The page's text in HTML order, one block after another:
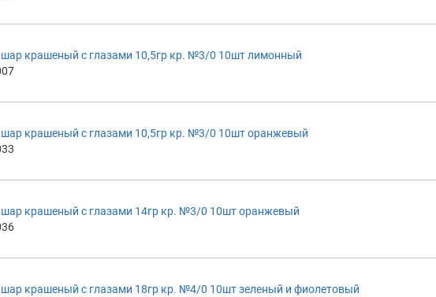
крашеный с глазами 10,5гр кр. №3/0 10шт лимонный
крашеный с глазами 10,5гр кр. №3/0 10шт оранжевый
крашеный с глазами 14гр кр. №3/0 10шт оранжевый
крашеный с глазами 18гр кр. №4/0 10шт зеленый и фиолетовый